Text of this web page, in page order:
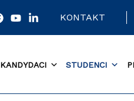
KONTAKT
KANDYDACI STUDENCI